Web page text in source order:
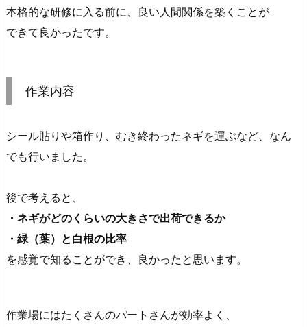
本格的な研修に入る前に、良い人間関係を築くことが
できて良かったです。
作業内容
シール貼りや箱作り、むき終わったネギを運ぶなど、なん
でも行いました。
後で考えると、
・ネギがどのくらいの大きさで出荷できるか
・緑（葉）と白根の比率
を感覚で知ることができ、良かったと思います。
作業場にはたくさんのパートさんが効率よく、